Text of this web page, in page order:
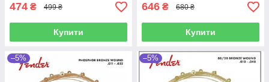
474 ₴ 499 ₴
Купити
646 ₴ 680 ₴
Купити
–5% –5%